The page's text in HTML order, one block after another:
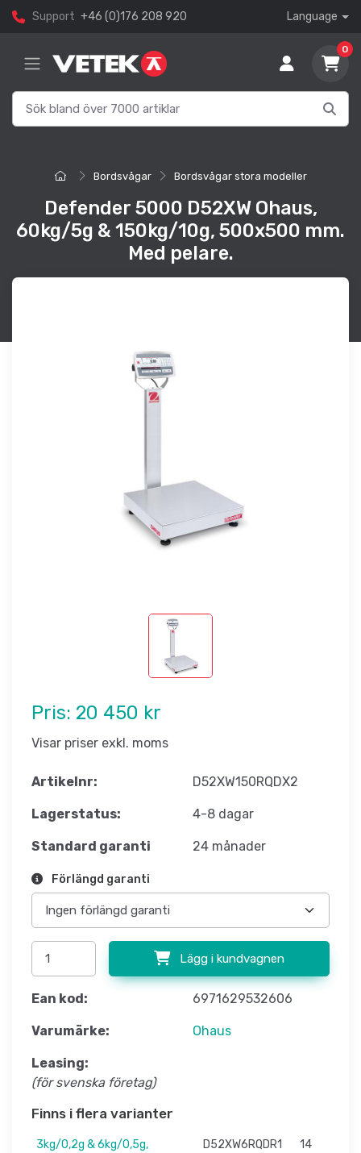
Support +46 (0)176 208 920 Language
0
Bordsvågar Bordsvågar stora modeller
Defender 5000 D52XW Ohaus,
60kg/5g & 150kg/10g, 500x500 mm.
Med pelare.
Pris: 20 450 kr
Visar priser exkl. moms
Artikelnr: D52XW150RQDX2
Lagerstatus: 4-8 dagar
Standard garanti 24 månader
Förlängd garanti
Lägg i kundvagnen
Ean kod: 6971629532606
Varumärke: Ohaus
Leasing:
(för svenska företag)
Finns i flera varianter
3kg/0,2g & 6kg/0,5g,
D52XW6RQDR1
14